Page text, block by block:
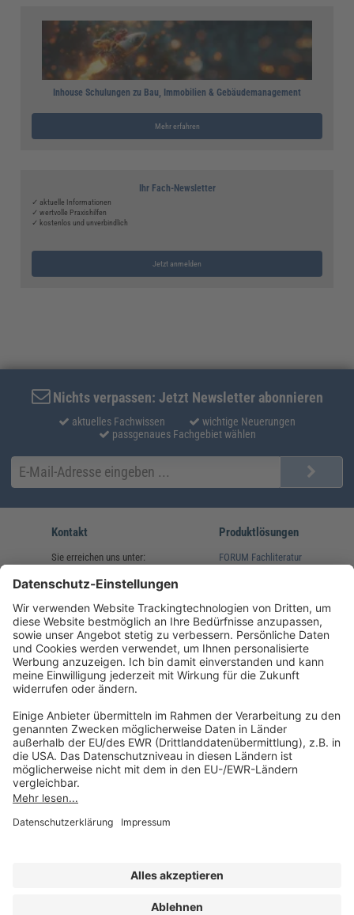
Inhouse Schulungen zu Bau, Immobilien & Gebäudemanagement
Mehr erfahren
Ihr Fach-Newsletter
✓ aktuelle Informationen
✓ wertvolle Praxishilfen
✓ kostenlos und unverbindlich
Jetzt anmelden
Nichts verpassen: Jetzt Newsletter abonnieren
aktuelles Fachwissen
wichtige Neuerungen
passgenaues Fachgebiet wählen
Kontakt
Sie erreichen uns unter:
(08233) 38 11 23
service@forum-verlag.com
Mo-Do 07:30 - 17:00 Uhr
Fr 07:30 - 15:00 Uhr
Produktlösungen
FORUM Fachliteratur
Folgen Sie uns
Impressum
Datenschutz
AGB und Lizenzbedingungen
Erklärung zur Barrierefreiheit